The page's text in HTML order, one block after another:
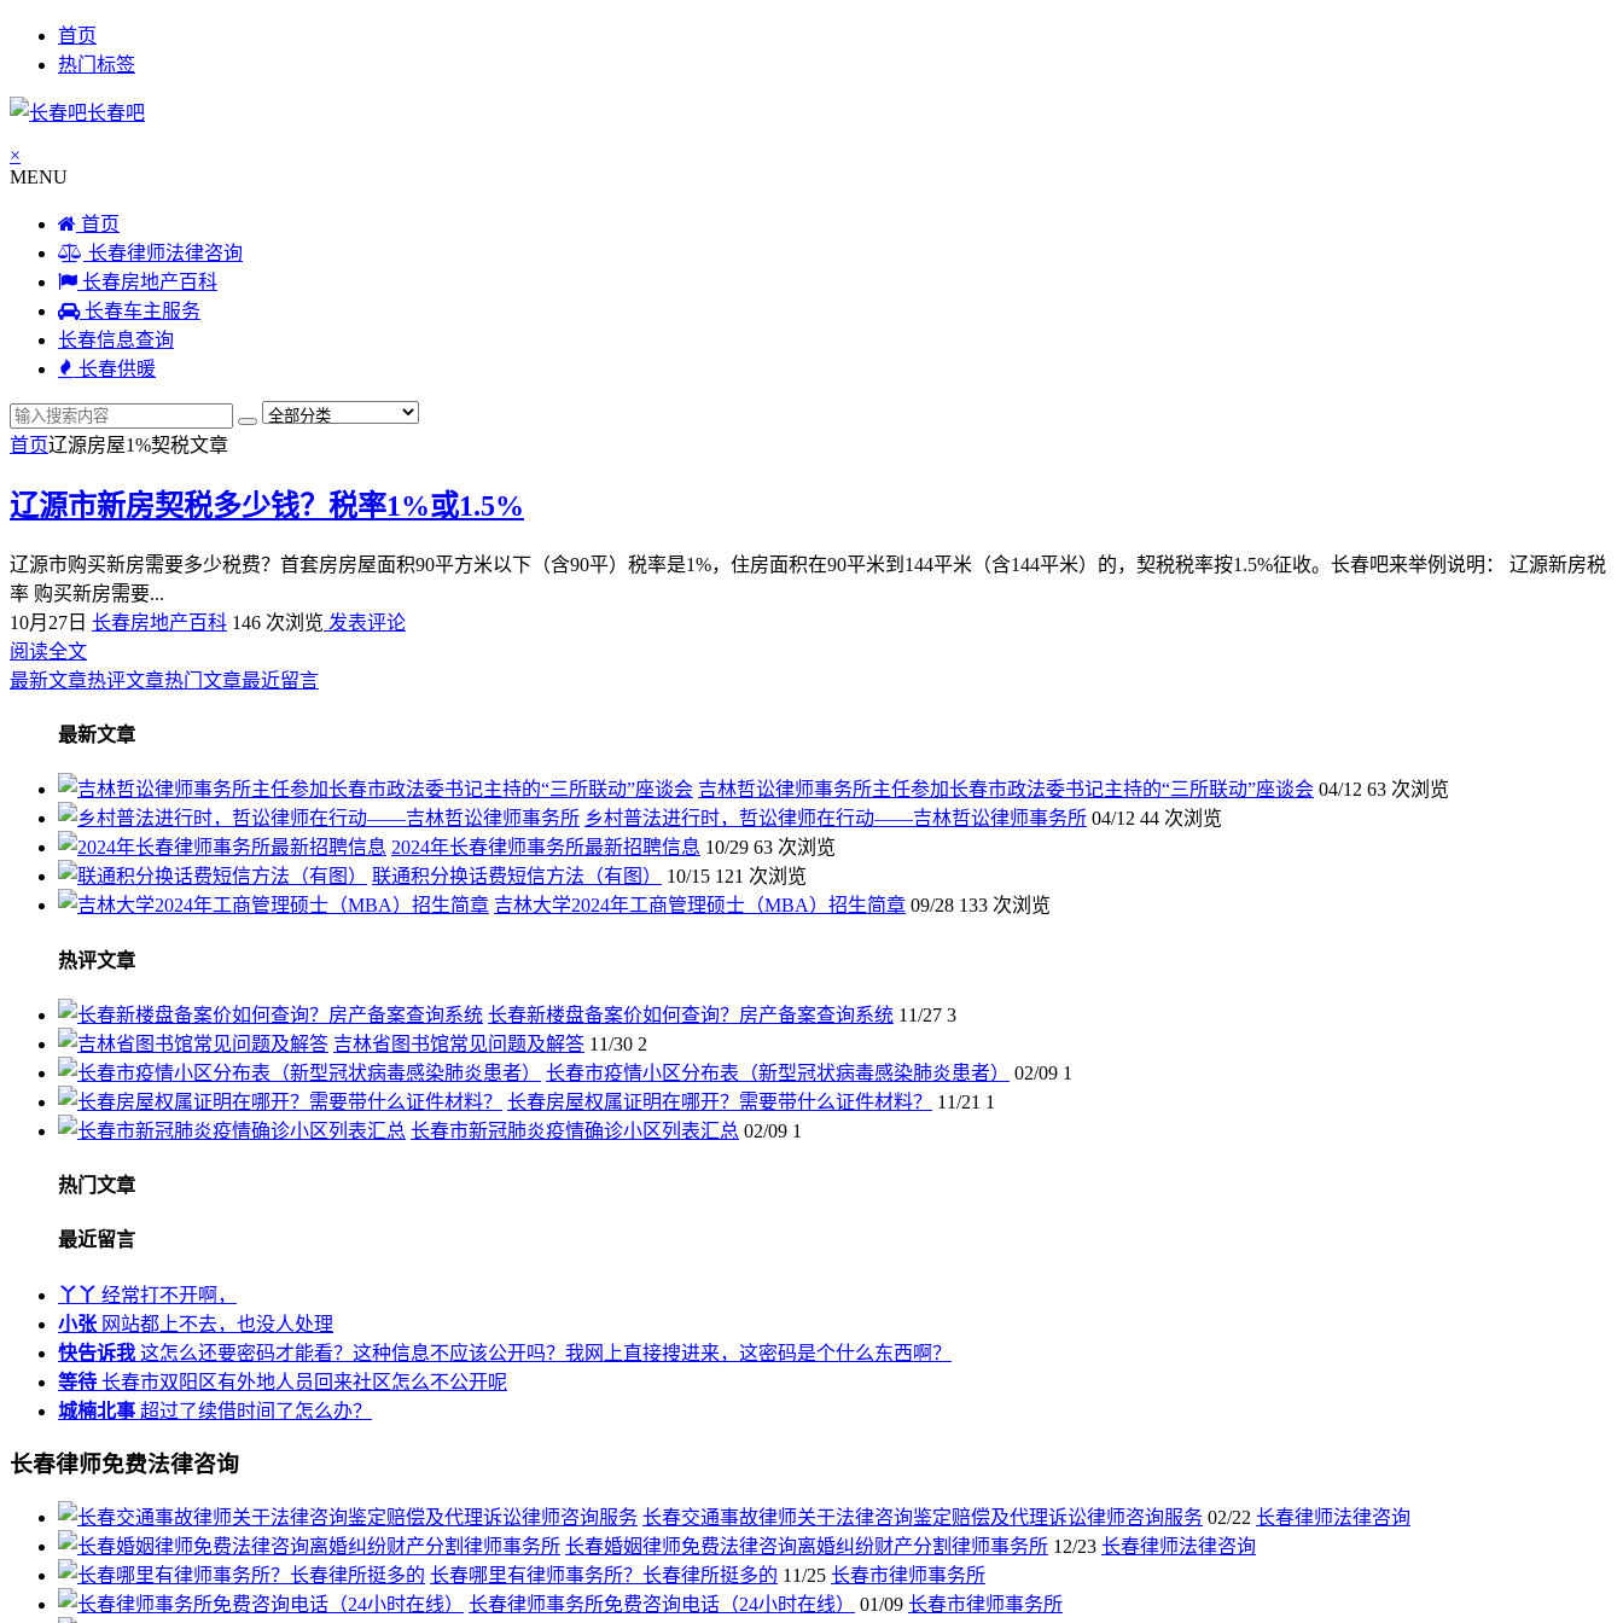
首页
热门标签
长春吧
×
MENU
首页
长春律师法律咨询
长春房地产百科
长春车主服务
长春信息查询
长春供暖
首页辽源房屋1%契税文章
辽源市新房契税多少钱？税率1%或1.5%
辽源市购买新房需要多少税费？首套房房屋面积90平方米以下（含90平）税率是1%，住房面积在90平米到144平米（含144平米）的，契税税率按1.5%征收。长春吧来举例说明： 辽源新房税
率 购买新房需要...
10月27日 长春房地产百科 146 次浏览 发表评论
阅读全文
最新文章热评文章热门文章最近留言
最新文章
吉林哲讼律师事务所主任参加长春市政法委书记主持的“三所联动”座谈会 04/12 63 次浏览
乡村普法进行时，哲讼律师在行动——吉林哲讼律师事务所 04/12 44 次浏览
2024年长春律师事务所最新招聘信息 10/29 63 次浏览
联通积分换话费短信方法（有图）
10/15 121 次浏览
吉林大学2024年工商管理硕士（MBA）招生简章 09/28 133 次浏览
热评文章
长春新楼盘备案价如何查询？房产备案查询系统 11/27 3
吉林省图书馆常见问题及解答 11/30 2
长春市疫情小区分布表（新型冠状病毒感染肺炎患者）
02/09 1
长春房屋权属证明在哪开？需要带什么证件材料？
11/21 1
长春市新冠肺炎疫情确诊小区列表汇总 02/09 1
热门文章
最近留言
丫丫 经常打不开啊，
小张 网站都上不去，也没人处理
快告诉我 这怎么还要密码才能看？这种信息不应该公开吗？我网上直接搜进来，这密码是个什么东西啊？
等待 长春市双阳区有外地人员回来社区怎么不公开呢
城楠北事 超过了续借时间了怎么办？
长春律师免费法律咨询
长春交通事故律师关于法律咨询鉴定赔偿及代理诉讼律师咨询服务 02/22 长春律师法律咨询
长春婚姻律师免费法律咨询离婚纠纷财产分割律师事务所 12/23 长春律师法律咨询
长春哪里有律师事务所？长春律所挺多的 11/25 长春市律师事务所
长春律师事务所免费咨询电话（24小时在线）
01/09 长春市律师事务所